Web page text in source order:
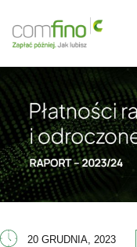
20 GRUDNIA, 2023